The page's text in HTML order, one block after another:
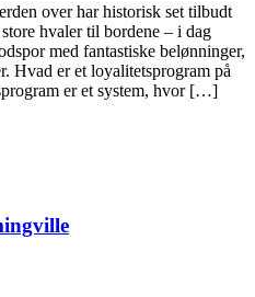
over har historisk set tilbudt
hvaler til bordene – i dag
med fantastiske belønninger,
Hvad er et loyalitetsprogram på
er et system, hvor […]